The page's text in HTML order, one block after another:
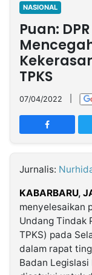
Nasional
International
Olahraga
Entertainment
Daerah
Pariwisata
Kuliner
Kolom
Network
PT
TREETAN
MULTIMEDIA
INDONESIA
Insight
NTB
Suara
Time
Lens
IDN
Daily
Jogja
Jalan
Rakyat
Idealita
News
Kita
Notice
Dinamikapost.com
Radar
Baru
Seedbacklink
Follow
Kabarbaru
NASIONAL
Puan:
TPKS
07/04/2022
Jurnalis:
KABARBARU,
menyelesaikan
Undang Tindak
TPKS) pada
dalam rapat
Badan Legislasi